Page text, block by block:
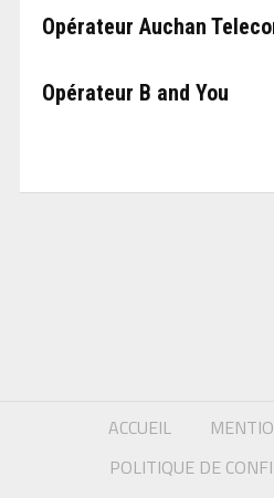
Opérateur Auchan
Opérateur B and You
ACCUEIL
POLITIQUE DE